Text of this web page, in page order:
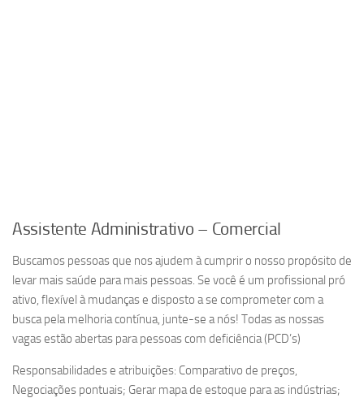
Assistente Administrativo – Comercial
Buscamos pessoas que nos ajudem à cumprir o nosso propósito de
levar mais saúde para mais pessoas. Se você é um profissional pró
ativo, flexível à mudanças e disposto a se comprometer com a
busca pela melhoria contínua, junte-se a nós! Todas as nossas
vagas estão abertas para pessoas com deficiência (PCD’s)
Responsabilidades e atribuições: Comparativo de preços,
Negociações pontuais; Gerar mapa de estoque para as indústrias;